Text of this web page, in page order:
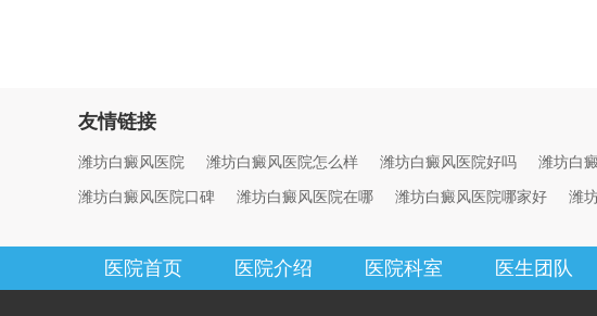
友情链接
潍坊白癜风医院 潍坊白癜风医院怎么样 潍坊白癜风医院好吗 潍坊白
潍坊白癜风医院口碑
潍坊白癜风医院在哪 潍坊白癜风医院哪家好 潍
医院首页 医院介绍 医院科室 医生团队